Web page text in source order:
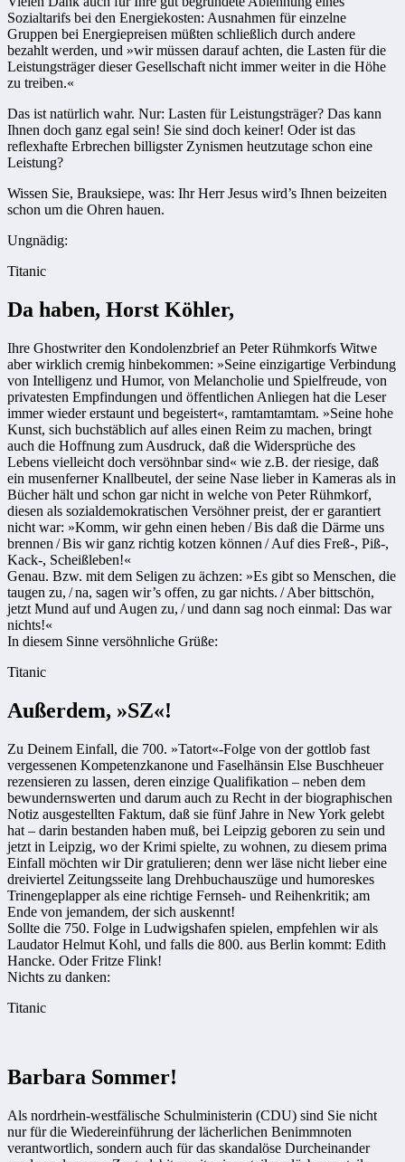
Sozialtarifs bei den Energiekosten: Ausnahmen für einzelne
Gruppen bei Energiepreisen müßten schließlich durch andere
bezahlt werden, und »wir müssen darauf achten, die Lasten für die
Leistungsträger dieser Gesellschaft nicht immer weiter in die Höhe
zu treiben.«
Das ist natürlich wahr. Nur: Lasten für Leistungsträger? Das kann
Ihnen doch ganz egal sein! Sie sind doch keiner! Oder ist das
reflexhafte Erbrechen billigster Zynismen heutzutage schon eine
Leistung?
Wissen Sie, Brauksiepe, was: Ihr Herr Jesus wird’s Ihnen beizeiten
schon um die Ohren hauen.
Ungnädig:
Titanic
Da haben, Horst Köhler,
Ihre Ghostwriter den Kondolenzbrief an Peter Rühmkorfs Witwe
aber wirklich cremig hinbekommen: »Sei­ne einzigartige Verbindung
von Intelligenz und Humor, von Melancholie und Spielfreude, von
privatesten Empfindungen und öffentlichen Anliegen hat die Leser
immer wieder erstaunt und begeistert«, ramtamtamtam. »Seine hohe
Kunst, sich buchstäblich auf alles einen Reim zu machen, bringt
auch die Hoffnung zum Ausdruck, daß die Widersprüche des
Lebens vielleicht doch versöhnbar sind« wie z.B. der riesige, daß
ein musenferner Knallbeutel, der seine Nase lieber in Kameras als in
Bücher hält und schon gar nicht in welche von Peter Rühmkorf,
diesen als sozialdemokratischen Versöhner preist, der er garantiert
nicht war: »Komm, wir gehn einen heben / Bis daß die Därme uns
brennen / Bis wir ganz richtig kotzen können / Auf dies Freß-, Piß-,
Kack-, Scheißleben!«
Genau. Bzw. mit dem Seligen zu ächzen: »Es gibt so Menschen, die
taugen zu, / na, sagen wir’s offen, zu gar nichts. / Aber bittschön,
jetzt Mund auf und Augen zu, / und dann sag noch einmal: Das war
nichts!«
In diesem Sinne versöhnliche Grüße:
Titanic
Außerdem, »SZ«!
Zu Deinem Einfall, die 700. »Tatort«-Folge von der gottlob fast
vergessenen Kompetenzkanone und Faselhänsin Else Buschheuer
rezensieren zu lassen, deren einzige Qualifikation – neben dem
bewundernswerten und darum auch zu Recht in der biographischen
Notiz ausgestellten Faktum, daß sie fünf Jahre in New York gelebt
hat – darin bestanden haben muß, bei Leipzig geboren zu sein und
jetzt in Leipzig, wo der Krimi spielte, zu wohnen, zu diesem prima
Einfall möchten wir Dir gratulieren; denn wer läse nicht lieber eine
dreiviertel Zeitungsseite lang Drehbuchauszüge und humoreskes
Trinengeplapper als eine richtige Fernseh- und Reihenkritik; am
Ende von jemandem, der sich auskennt!
Sollte die 750. Folge in Ludwigshafen spielen, empfehlen wir als
Laudator Helmut Kohl, und falls die 800. aus Berlin kommt: Edith
Hancke. Oder Fritze Flink!
Nichts zu danken:
Titanic
Barbara Sommer!
Als nordrhein-westfälische Schulministerin (CDU) sind Sie nicht
nur für die Wiedereinführung der lächerlichen Benimmnoten
verantwortlich, sondern auch für das skandalöse Durcheinander